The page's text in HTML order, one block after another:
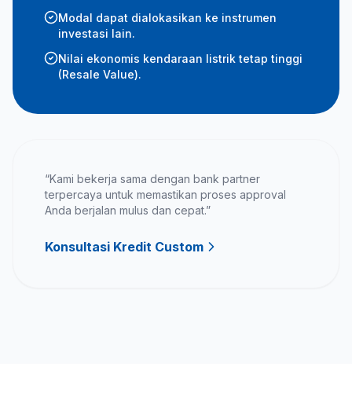
Modal dapat dialokasikan ke instrumen
investasi lain.
Nilai ekonomis kendaraan listrik tetap tinggi
(Resale Value).
“Kami bekerja sama dengan bank partner
terpercaya untuk memastikan proses approval
Anda berjalan mulus dan cepat.”
Konsultasi Kredit Custom